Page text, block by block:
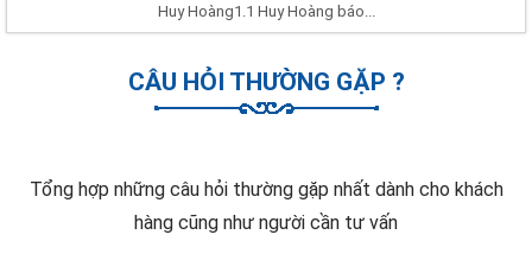
Huy Hoàng1.1 Huy Hoàng báo...
CÂU HỎI THƯỜNG GẶP ?
Tổng hợp những câu hỏi thường gặp nhất dành cho khách
hàng cũng như người cần tư vấn